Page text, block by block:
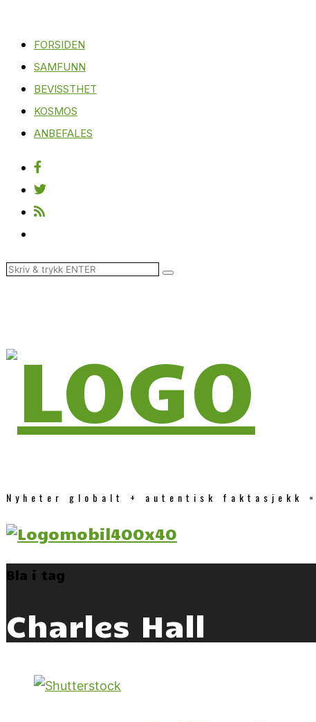
FORSIDEN
SAMFUNN
BEVISSTHET
KOSMOS
ANBEFALES
Nyheter globalt + autentisk faktasjekk
Bla i tag
Charles Hall